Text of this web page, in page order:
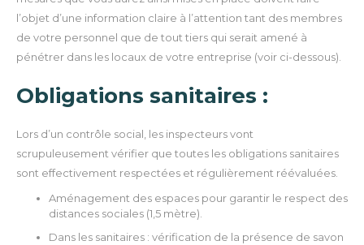
l’objet d’une information claire à l’attention tant des membres
de votre personnel que de tout tiers qui serait amené à
pénétrer dans les locaux de votre entreprise (voir ci-dessous).
Obligations sanitaires :
Lors d’un contrôle social, les inspecteurs vont
scrupuleusement vérifier que toutes les obligations sanitaires
sont effectivement respectées et régulièrement réévaluées.
Aménagement des espaces pour garantir le respect des
distances sociales (1,5 mètre).
Dans les sanitaires : vérification de la présence de savon